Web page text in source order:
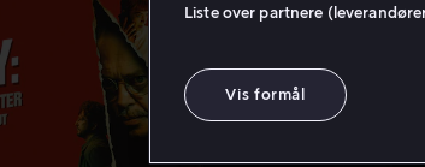
Liste over partnere
Vis formål